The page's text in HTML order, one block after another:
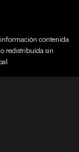
información contenida
redistribuída sin